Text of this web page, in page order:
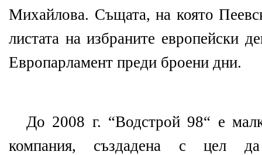
Михайлова. Същата, на която
листата на избраните европейски
Европарламент преди броени дни.
До 2008 г. “Водстрой 98“ е
компания, създадена с цел